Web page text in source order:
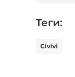
Теги:
Civivi